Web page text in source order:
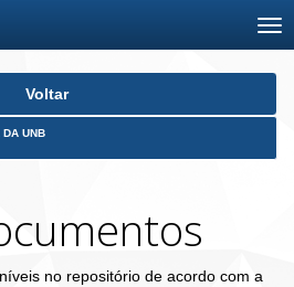
Voltar
DA UNB
no repositório de acordo com a